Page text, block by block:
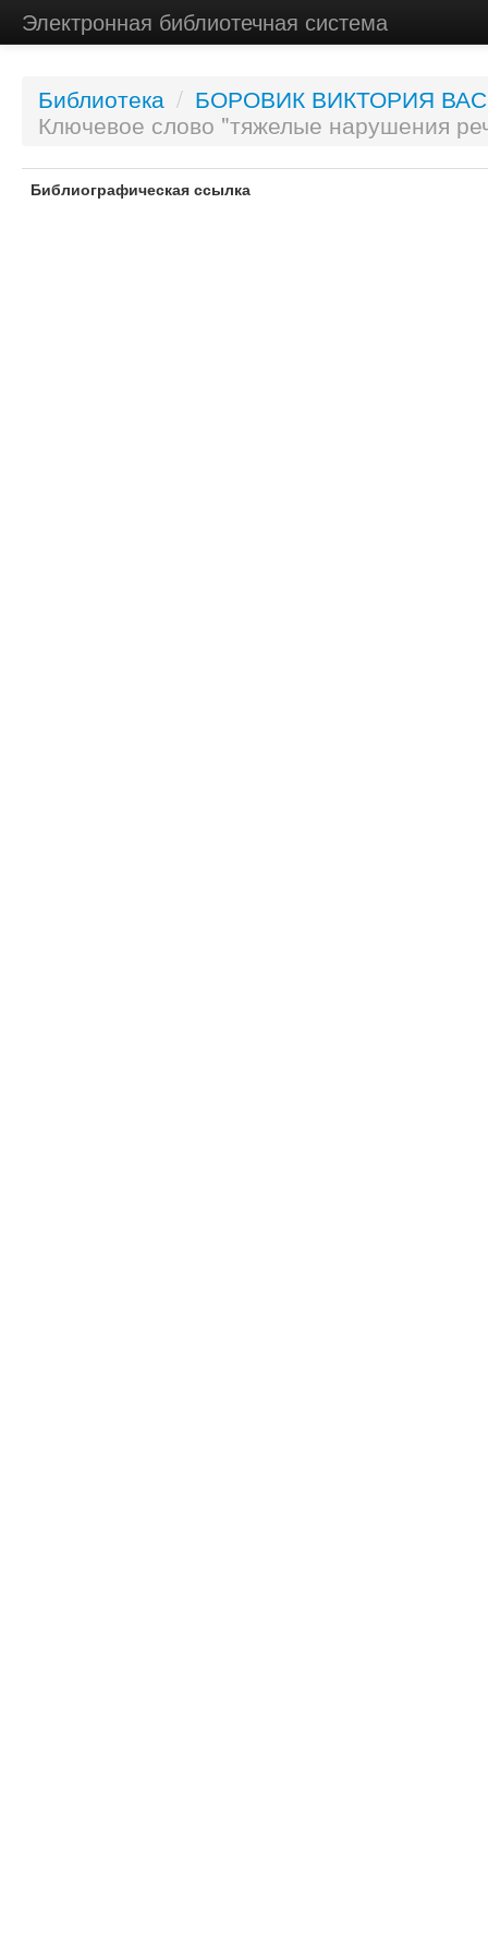
Электронная библиотечная система
Библиотека / БОРОВИК ВИКТОРИЯ
Ключевое слово "тяжелые нарушения
Библиографическая ссылка